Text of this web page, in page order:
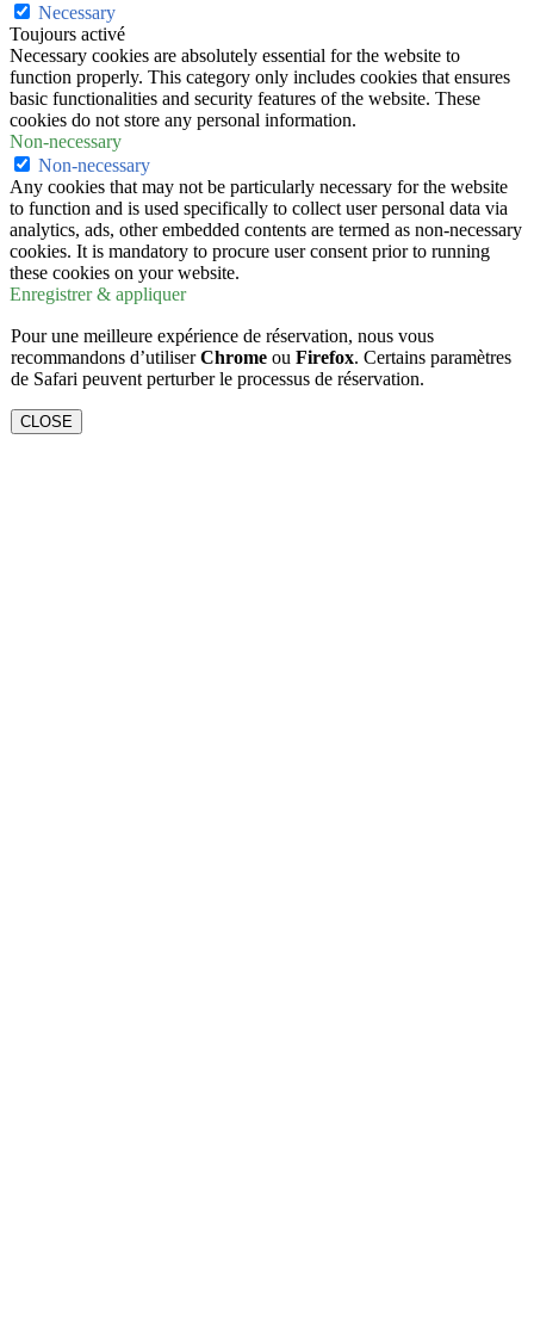
Necessary
Toujours activé
Necessary cookies are absolutely essential for the website to
function properly. This category only includes cookies that ensures
basic functionalities and security features of the website. These
cookies do not store any personal information.
Non-necessary
Non-necessary
Any cookies that may not be particularly necessary for the website
to function and is used specifically to collect user personal data via
analytics, ads, other embedded contents are termed as non-necessary
cookies. It is mandatory to procure user consent prior to running
these cookies on your website.
Enregistrer & appliquer
Pour une meilleure expérience de réservation, nous vous
recommandons d’utiliserChrome ou Firefox. Certains paramètres
de Safari peuvent perturber le processus de réservation.
CLOSE